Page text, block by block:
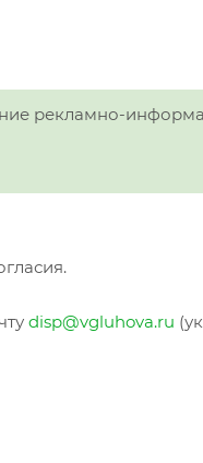
рекламно-
disp@vgluhova.ru